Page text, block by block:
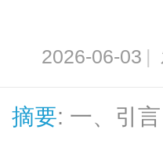
2026-06-03 |
摘要: 一、引